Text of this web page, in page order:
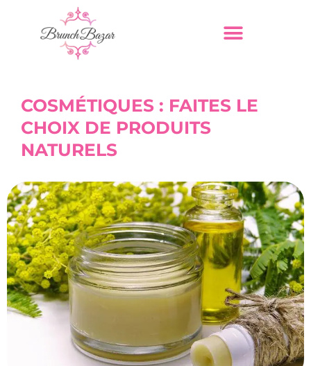
COSMÉTIQUES : FAITES LE
CHOIX DE PRODUITS
NATURELS